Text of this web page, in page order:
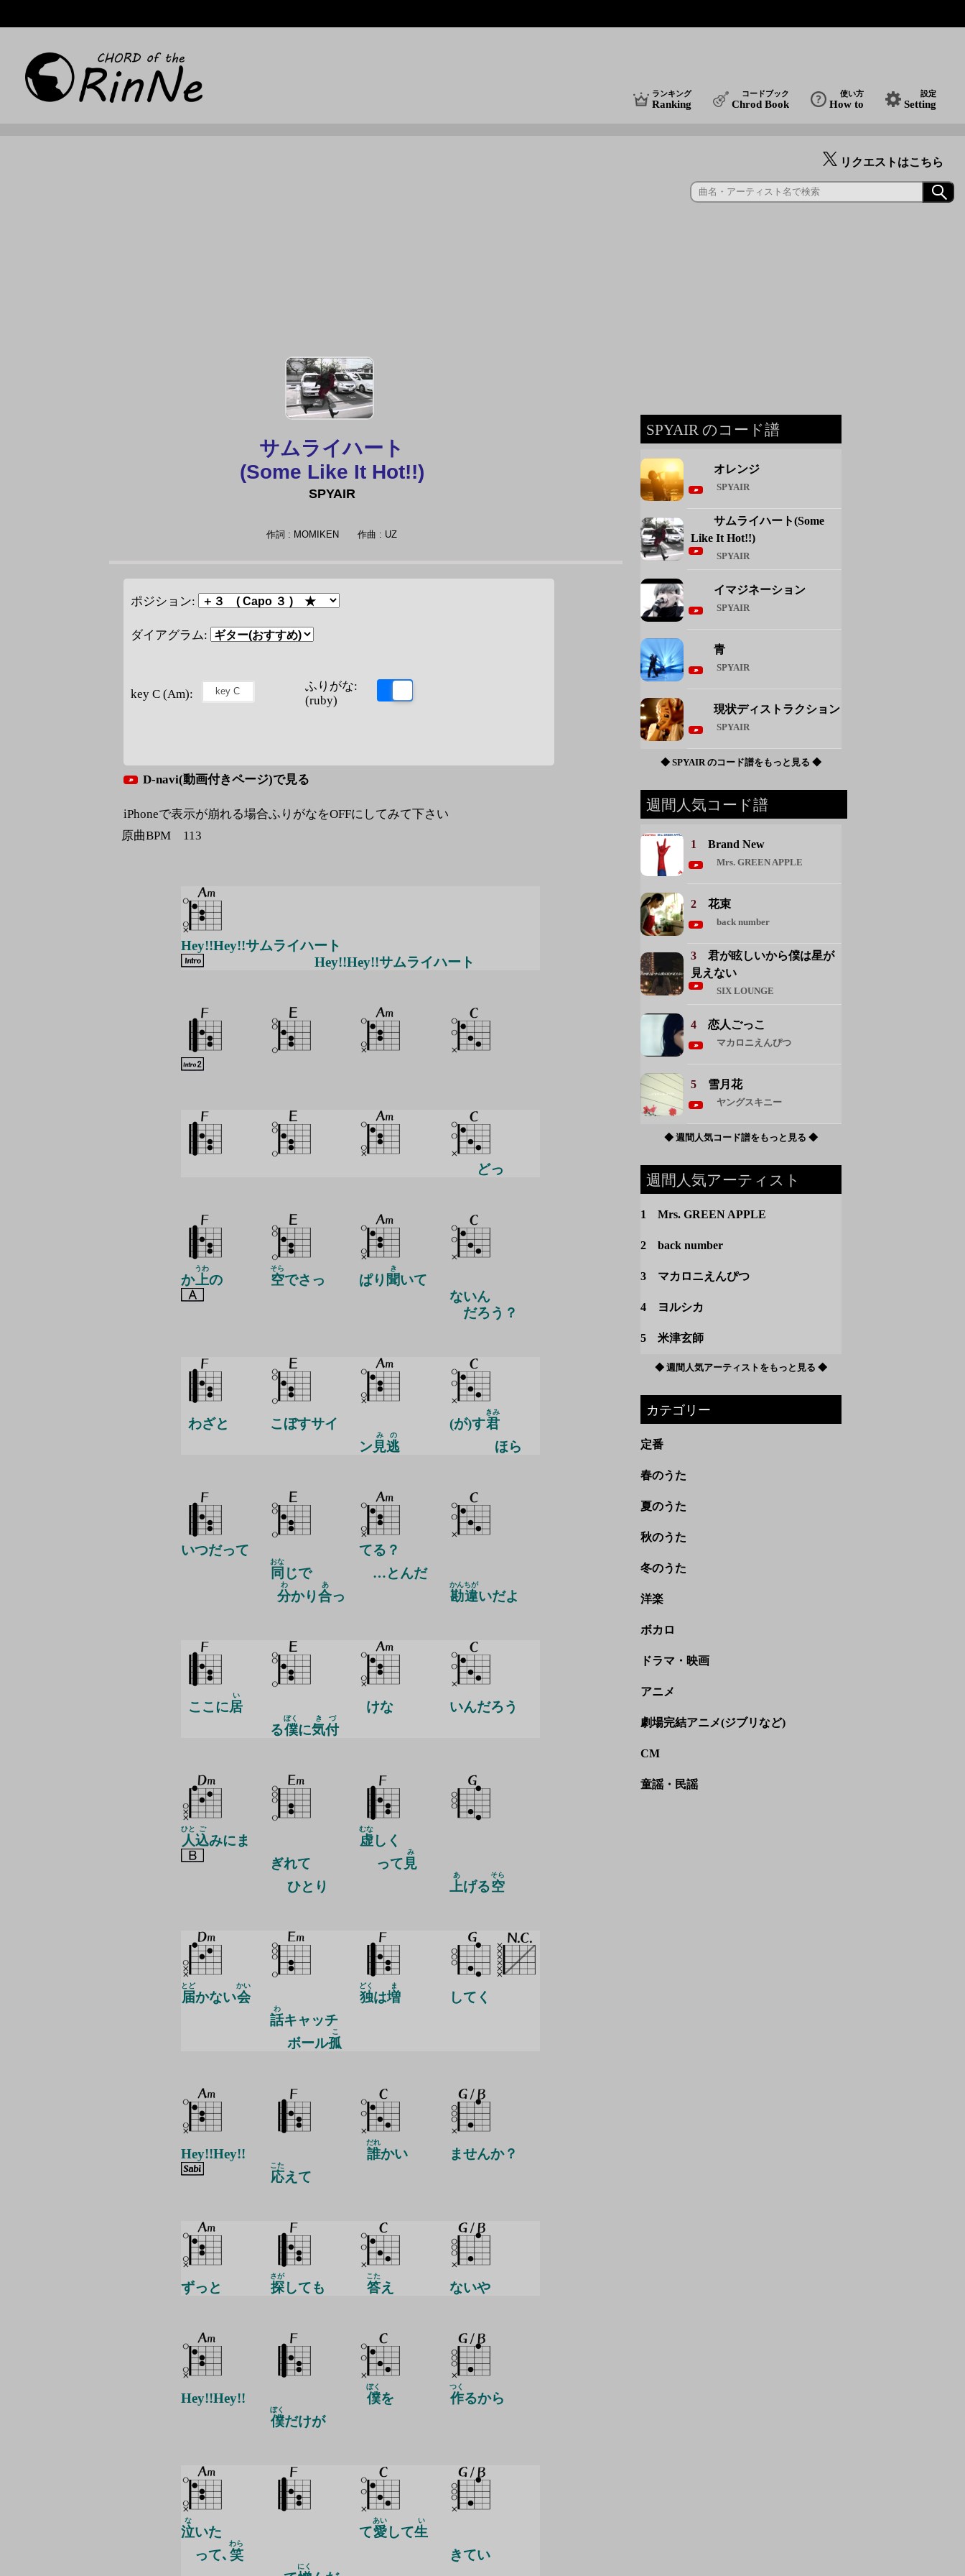
ランキング
Ranking
コードブック
Chrod Book
使い方
How to
設定
Setting
リクエストはこちら
サムライハート
(Some Like It Hot!!)
SPYAIR
作詞 : MOMIKEN作曲 : UZ
ポジション:
ダイアグラム:
key C (Am):
ふりがな:
(ruby)
D-navi(動画付きページ)で見る
iPhoneで表示が崩れる場合ふりがなをOFFにしてみて下さい
原曲BPM 113
Hey!!Hey!!サムライハート
Hey!!Hey!!サムライハート
どっ
か上
うわ
の 空
そら
でさっ ぱり 聞
き
いて
ないん
だろう？
わざと
こぼすサイ
ン 見
み
逃
の
(が)す君
きみ
ほら
いつだって
同
おな
じで
分
わ
かり合
あ
っ
てる？
…とんだ
勘
かん
違
ちが
いだよ
ここに居
い
る僕
ぼく
に気付
きづ
けな いんだろう
人
ひと
込
ご
みにま
ぎれて
ひとり
虚
むな
しく
って 見
み
上
あ
げる空
そら
届
とど
かない会
かい
話
わ
キャッチ
ボール孤
こ
独
どく
は増
ま
してく
Hey!!Hey!!
応
こた
えて
誰
だれ
かい ませんか？
ずっと 探
さが
しても 答
こた
え ないや
Hey!!Hey!!
僕
ぼく
だけが
僕
ぼく
を 作
つく
るから
泣
な
いた
って､ 笑
わら
にく
て愛
あい
して生
い
きてい
SPYAIR のコード譜
オレンジ
SPYAIR
サムライハート(Some
Like It Hot!!)
SPYAIR
イマジネーション
SPYAIR
青
SPYAIR
現状ディストラクション
SPYAIR
◆ SPYAIR のコード譜をもっと見る ◆
週間人気コード譜
1 Brand New
Mrs. GREEN APPLE
2 花束
back number
3 君が眩しいから僕は星が
見えない
SIX LOUNGE
4 恋人ごっこ
マカロニえんぴつ
5 雪月花
ヤングスキニー
◆ 週間人気コード譜をもっと見る ◆
週間人気アーティスト
1 Mrs. GREEN APPLE
2 back number
3 マカロニえんぴつ
4 ヨルシカ
5 米津玄師
◆ 週間人気アーティストをもっと見る ◆
カテゴリー
定番
春のうた
夏のうた
秋のうた
冬のうた
洋楽
ボカロ
ドラマ・映画
アニメ
劇場完結アニメ(ジブリなど)
CM
童謡・民謡